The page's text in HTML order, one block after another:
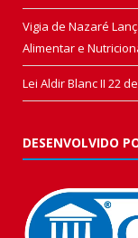
Vigia de Nazaré
Alimentar e
Lei Aldir Blanc II 22
DESENVOLVIDO